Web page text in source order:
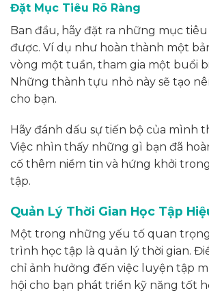
Đặt Mục Tiêu Rõ Ràng
Ban đầu, hãy đặt ra những mục
được. Ví dụ như hoàn thành một
vòng một tuần, tham gia một buổi
Những thành tựu nhỏ này sẽ tạo
cho bạn.
Hãy đánh dấu sự tiến bộ của mình
Việc nhìn thấy những gì bạn đã
cố thêm niềm tin và hứng khởi
tập.
Quản Lý Thời Gian Học Tập
Một trong những yếu tố quan
trình học tập là quản lý thời gian.
chỉ ảnh hưởng đến việc luyện tập
hội cho bạn phát triển kỹ năng tốt